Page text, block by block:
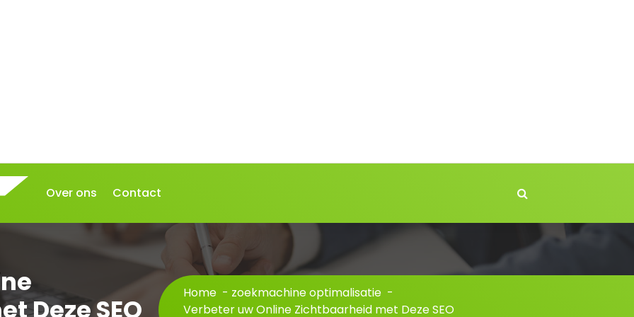
Over ons Contact
Deze SEO
Home - zoekmachine optimalisatie -
Verbeter uw Online Zichtbaarheid met Deze SEO